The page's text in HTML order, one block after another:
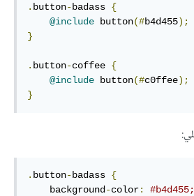
. button-badass {
@include button(#b4d455);
}
. button-coffee {
@include button(#c0ffee);
}
. button-badass {
    background
-color: #b4d455;